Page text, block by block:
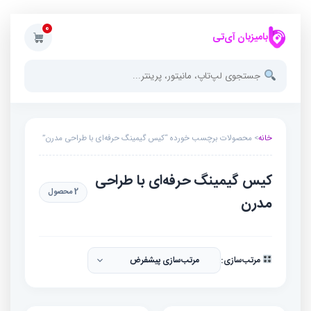
بامیزبان آی‌تی
0
خانه> محصولات برچسب خورده “کیس گیمینگ حرفه‌ای با طراحی مدرن”
کیس گیمینگ حرفه‌ای با طراحی
مدرن
2 محصول
مرتب‌سازی: